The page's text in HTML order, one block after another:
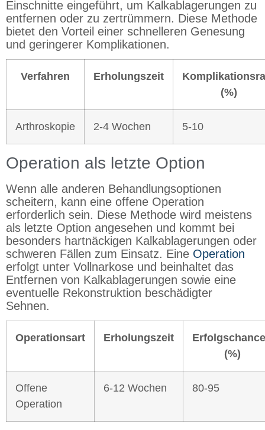
Einschnitte eingeführt, um Kalkablagerungen zu
entfernen oder zu zertrümmern. Diese Methode
bietet den Vorteil einer schnelleren Genesung
und geringerer Komplikationen.
Verfahren Erholungszeit
(%)
Arthroskopie 2-4 Wochen 5-10
Operation als letzte Option
Wenn alle anderen Behandlungsoptionen
scheitern, kann eine offene Operation
erforderlich sein. Diese Methode wird meistens
als letzte Option angesehen und kommt bei
besonders hartnäckigen Kalkablagerungen oder
schweren Fällen zum Einsatz. Eine Operation
erfolgt unter Vollnarkose und beinhaltet das
Entfernen von Kalkablagerungen sowie eine
eventuelle Rekonstruktion beschädigter
Sehnen.
Operationsart Erholungszeit
(%)
Offene
Operation
6-12 Wochen 80-95